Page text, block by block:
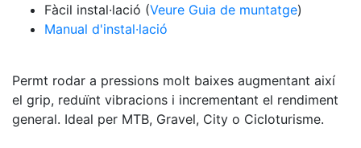
Fàcil instal·lació (Veure Guia de muntatge)
Manual d'instal·lació
Permt rodar a pressions molt baixes augmentant així
el grip, reduïnt vibracions i incrementant el rendiment
general. Ideal per MTB, Gravel, City o Cicloturisme.